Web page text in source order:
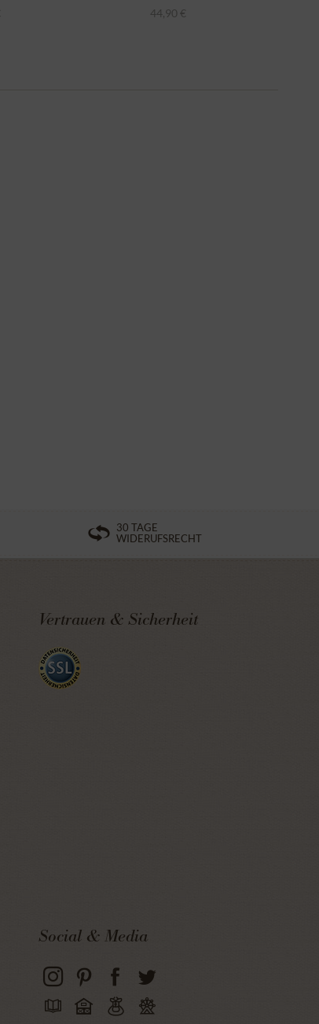
44,90 €
30 TAGE
WIDERUFSRECHT
Vertrauen & Sicherheit
Social & Media